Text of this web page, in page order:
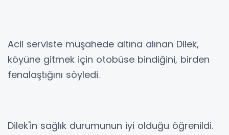
Acil serviste müşahede altına alınan Dilek,
köyüne gitmek için otobüse bindiğini, birden
fenalaştığını söyledi.
Dilek'in sağlık durumunun iyi olduğu öğrenildi.